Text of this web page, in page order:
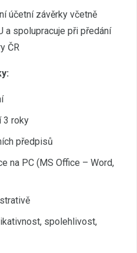
účetní závěrky včetně
a spolupracuje při předání
ČR
3 roky
předpisů
na PC (MS Office – Word,
spolehlivost,